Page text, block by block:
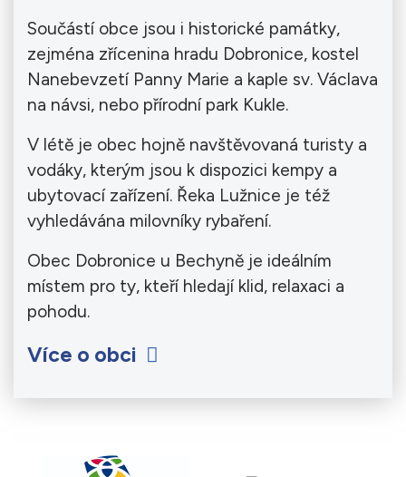
Součástí obce jsou i historické památky,
zejména zřícenina hradu Dobronice, kostel
Nanebevzetí Panny Marie a kaple sv. Václava
na návsi, nebo přírodní park Kukle.
V létě je obec hojně navštěvovaná turisty a
vodáky, kterým jsou k dispozici kempy a
ubytovací zařízení. Řeka Lužnice je též
vyhledávána milovníky rybaření.
Obec Dobronice u Bechyně je ideálním
místem pro ty, kteří hledají klid, relaxaci a
pohodu.
Více o obci